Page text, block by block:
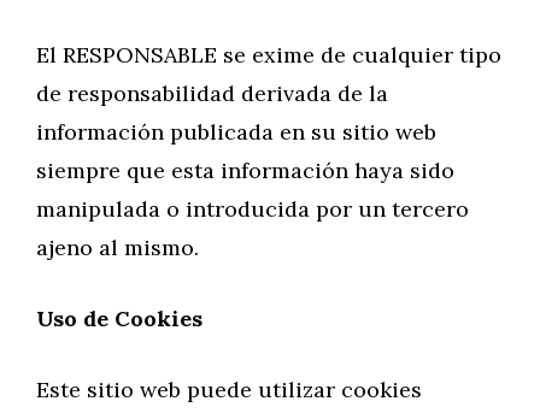
El RESPONSABLE se exime de cualquier tipo
de responsabilidad derivada de la
información publicada en su sitio web
siempre que esta información haya sido
manipulada o introducida por un tercero
ajeno al mismo.
Uso de Cookies
Este sitio web puede utilizar cookies